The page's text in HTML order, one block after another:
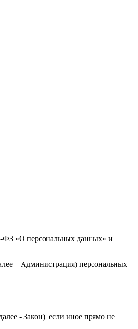
ФЗ «О персональных данных» и
– Администрация) персональных
- Закон), если иное прямо не